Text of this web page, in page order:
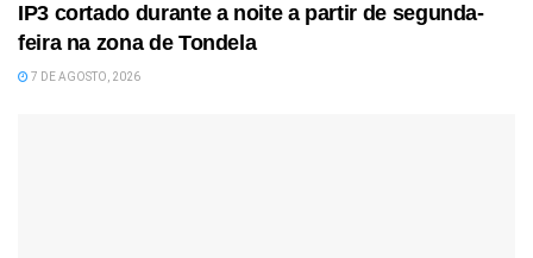
IP3 cortado durante a noite a partir de segunda-
feira na zona de Tondela
7 DE AGOSTO, 2026